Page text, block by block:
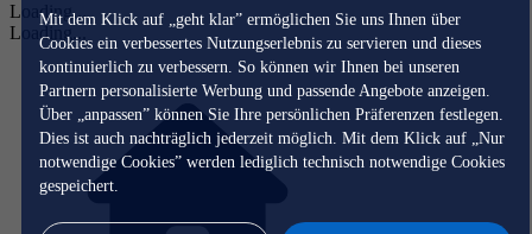
Mit dem Klick auf „geht klar” ermöglichen Sie uns Ihnen über
Cookies ein verbessertes Nutzungserlebnis zu servieren und dieses
kontinuierlich zu verbessern. So können wir Ihnen bei unseren
Partnern personalisierte Werbung und passende Angebote anzeigen.
Über „anpassen” können Sie Ihre persönlichen Präferenzen festlegen.
Dies ist auch nachträglich jederzeit möglich. Mit dem Klick auf „Nur
notwendige Cookies” werden lediglich technisch notwendige Cookies
gespeichert.
Loading...
Loading...